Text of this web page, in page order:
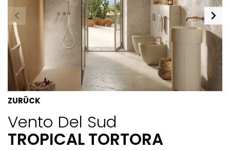
ZURÜCK
Vento Del Sud
TROPICAL TORTORA